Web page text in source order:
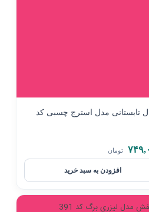
صندل تابستانی مدل استرج چسبی کد
تومان
افزودن به سبد خرید